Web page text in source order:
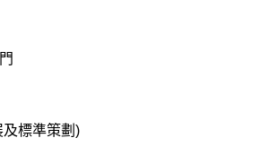
標準策劃)